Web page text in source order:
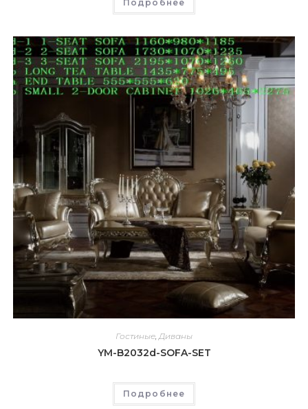
Подробнее
Гостиные,Диваны
YM-B2032d-SOFA-SET
Подробнее